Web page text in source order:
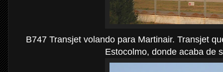
B747 Transjet volando para Martinair. Transjet
Estocolmo, donde acaba de